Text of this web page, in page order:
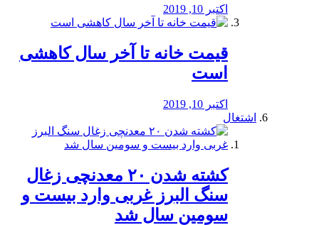
اکتبر 10, 2019
قیمت خانه تا آخر سال کاهشی
است
اکتبر 10, 2019
اشتغال
کشته شدن ۲۰ معدنچی زغال
سنگ البرز غربی وارد بیست و
سومین سال شد